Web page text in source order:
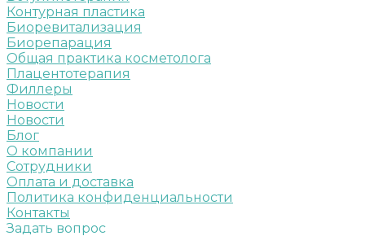
Контурная пластика
Биоревитализация
Биорепарация
Общая практика косметолога
Плацентотерапия
Филлеры
Новости
Новости
Блог
О компании
Сотрудники
Оплата и доставка
Политика конфиденциальности
Контакты
Задать вопрос